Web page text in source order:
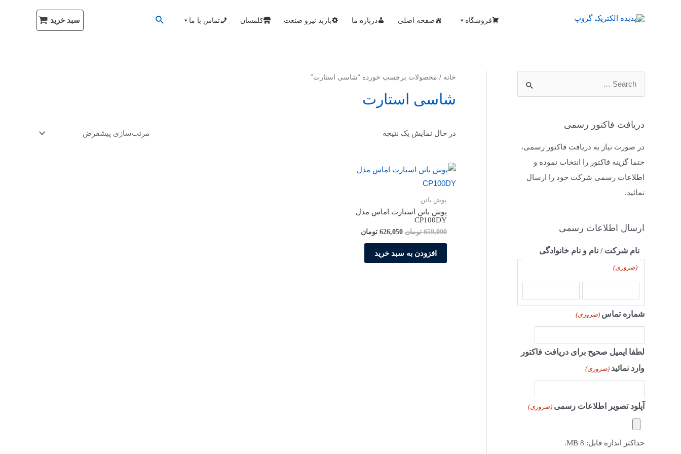
فروشگاه صفحه اصلی درباره ما باربد نیرو صنعت کلمسان تماس با ما سبد خرید
دریافت فاکتور رسمی
در صورت نیاز به دریافت فاکتور رسمی،
حتما گزینه فاکتور را انتخاب نموده و
اطلاعات رسمی شرکت خود را ارسال
نمائید.
ارسال اطلاعات رسمی
نام شرکت / نام و نام خانوادگی
(ضروری)
شماره تماس (ضروری)
لطفا ایمیل صحیح برای دریافت فاکتور
وارد نمائید (ضروری)
آپلود تصویر اطلاعات رسمی (ضروری)
حداکثر اندازه فایل: 8 MB.
خانه / محصولات برچسب خورده “شاسی استارت”
شاسی استارت
در حال نمایش یک نتیجه
پوش باتن
پوش باتن استارت اماس مدل
CP100DY
659,000 تومان 626,050 تومان
افزودن به سبد خرید